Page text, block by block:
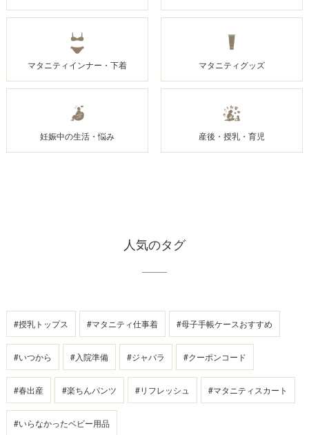
マタニティインナー・下着 マタニティグッズ
妊娠中の生活・悩み 産後・授乳・育児
人気のタグ
#授乳トップス #マタニティ仕事着 #母子手帳ケースおすすめ
#いつから #入院準備 #ジャバラ #クーポンコード
#春出産 #楽ちんパンツ #リフレッシュ #マタニティスカート
#いらなかったベビー用品